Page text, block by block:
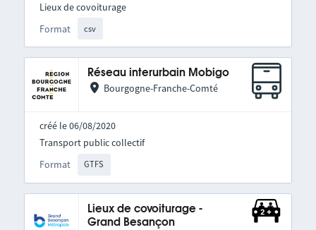
Format csv
Lieux de covoiturage
Réseau interurbain Mobigo
Bourgogne-Franche-Comté
créé le 06/08/2020
Format GTFS
Transport public collectif
Lieux de covoiturage -
Grand Besançon